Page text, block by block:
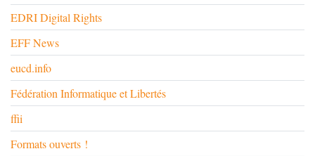
EDRI Digital Rights
EFF News
eucd.info
Fédération Informatique et Libertés
ffii
Formats ouverts !